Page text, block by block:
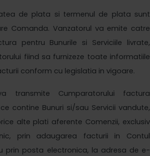
de plata si termenul de plata sunt
Comanda. Vanzatorul va emite catre
pentru Bunurile si Serviciile livrate,
fiind sa furnizeze toate informatiile
conform cu legislatia in vigoare.
transmite Cumparatorului factura
contine Bunuri si/sau Servicii vandute,
alte plati aferente Comenzii, exclusiv
prin adaugarea facturii in Contul
prin posta electronica, la adresa de e-